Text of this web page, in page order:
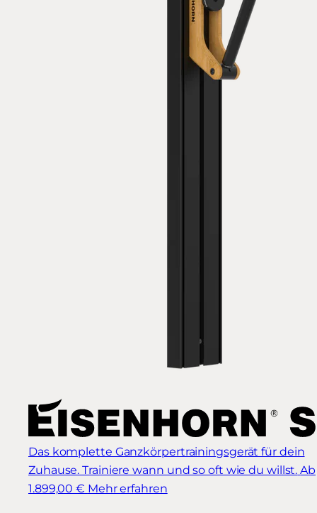
Das komplette Ganzkörpertrainingsgerät für dein
Zuhause. Trainiere wann und so oft wie du willst. Ab
1.899,00 € Mehr erfahren